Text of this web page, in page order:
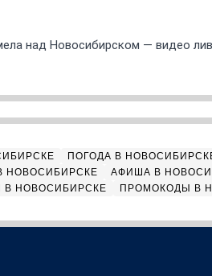
над Новосибирском — видео
ПОГОДА В
НОВОСИБИРСКЕ
АФИША В
В НОВОСИБИРСКЕ
ПРОМОКОДЫ В